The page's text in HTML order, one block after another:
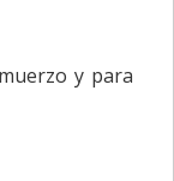
y para